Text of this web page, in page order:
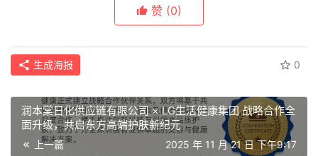
赞 (0)
生成海报 0
润本棠日化供应链有限公司 × LG生活健康集团 战略合作全
面升级，共启东方高端护肤新纪元
上一篇 2025 年 11 月 21 日 下午9:17